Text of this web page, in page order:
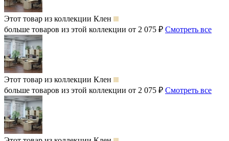
Этот товар из коллекции Клен
больше товаров из этой коллекции от 2 075 ₽ Смотреть все
Этот товар из коллекции Клен
больше товаров из этой коллекции от 2 075 ₽ Смотреть все